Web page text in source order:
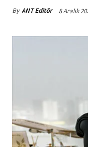
By ANT Editör 8 Aralık